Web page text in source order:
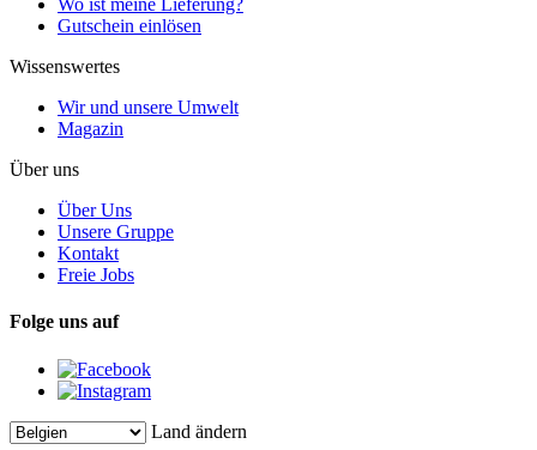
Wo ist meine Lieferung?
Gutschein einlösen
Wissenswertes
Wir und unsere Umwelt
Magazin
Über uns
Über Uns
Unsere Gruppe
Kontakt
Freie Jobs
Folge uns auf
Land ändern